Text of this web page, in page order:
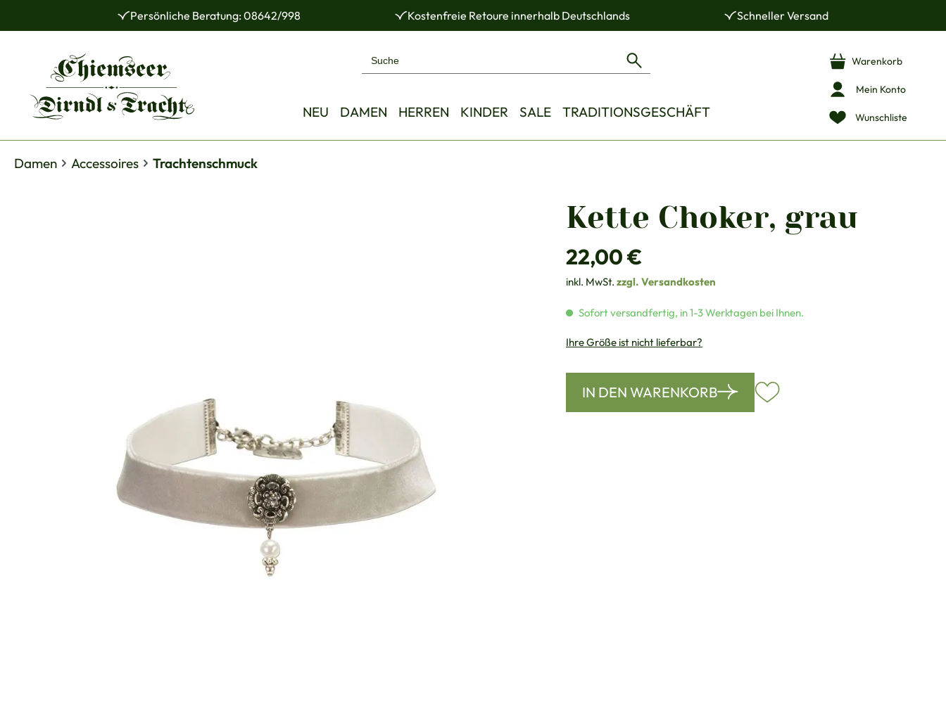
Hauptinhalt springen
Zur Hauptnavigation springenPersönliche Beratung: 08642/998 Kostenfreie Retoure innerhalb Deutschlands Schneller Versand
NEU DAMEN HERREN KINDER SALE TRADITIONSGESCHÄFT Wunschliste
Mein Konto
Warenkorb
Damen Accessoires Trachtenschmuck
Kette Choker, grau
Regulärer Preis:
22,00 €
inkl. MwSt. zzgl. Versandkosten
Sofort versandfertig, in 1-3 Werktagen bei Ihnen.
Ihre Größe ist nicht lieferbar?
IN DEN WARENKORB